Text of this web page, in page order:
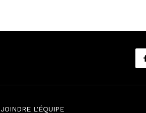
JOINDRE L'ÉQUIPE